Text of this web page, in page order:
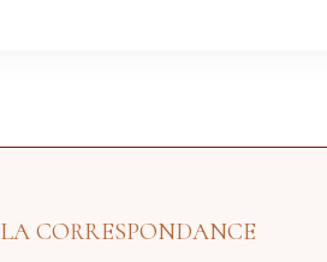
LA CORRESPONDANCE